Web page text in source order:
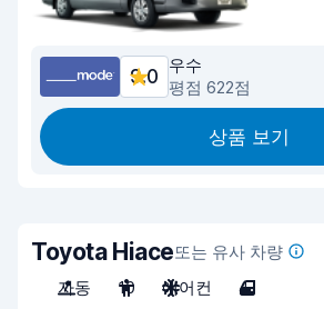
9.0
우수
평점 622점
상품 보기
Toyota Hiace또는 유사 차량
자동
10 에어컨 4